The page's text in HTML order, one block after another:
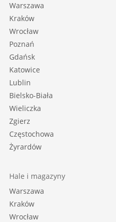
Warszawa
Kraków
Wrocław
Poznań
Gdańsk
Katowice
Lublin
Bielsko-Biała
Wieliczka
Zgierz
Częstochowa
Żyrardów
Hale i magazyny
Warszawa
Kraków
Wrocław